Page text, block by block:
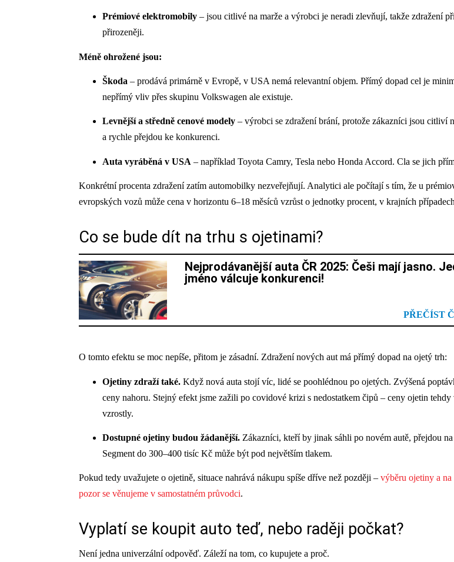
Prémiové elektromobily – jsou citlivé na marže a výrobci je neradi zlevňují, takže zdražení
přirozeněji.
Méně ohrožené jsou:
Škoda – prodává primárně v Evropě, v USA nemá relevantní objem. Přímý dopad cel je
nepřímý vliv přes skupinu Volkswagen ale existuje.
Levnější a středně cenové modely – výrobci se zdražení brání, protože zákazníci jsou citliví
a rychle přejdou ke konkurenci.
Auta vyráběná v USA – například Toyota Camry, Tesla nebo Honda Accord. Cla se jich
Konkrétní procenta zdražení zatím automobilky nezveřejňují. Analytici ale počítají s tím, že u
evropských vozů může cena v horizontu 6–18 měsíců vzrůst o jednotky procent, v krajních
Co se bude dít na trhu s ojetinami?
Nejprodávanější auta ČR 2025: Češi mají jasno.
jméno válcuje konkurenci!
PŘEČÍST
O tomto efektu se moc nepíše, přitom je zásadní. Zdražení nových aut má přímý dopad na ojetý trh:
Ojetiny zdraží také. Když nová auta stojí víc, lidé se poohlédnou po ojetých. Zvýšená
ceny nahoru. Stejný efekt jsme zažili po covidové krizi s nedostatkem čipů – ceny ojetin tehdy
vzrostly.
Dostupné ojetiny budou žádanější. Zákazníci, kteří by jinak sáhli po novém autě, přejdou
Segment do 300–400 tisíc Kč může být pod největším tlakem.
Pokud tedy uvažujete o ojetině, situace nahrává nákupu spíše dříve než později – výběru ojetiny a na
pozor se věnujeme v samostatném průvodci.
Vyplatí se koupit auto teď, nebo raději počkat?
Není jedna univerzální odpověď. Záleží na tom, co kupujete a proč.